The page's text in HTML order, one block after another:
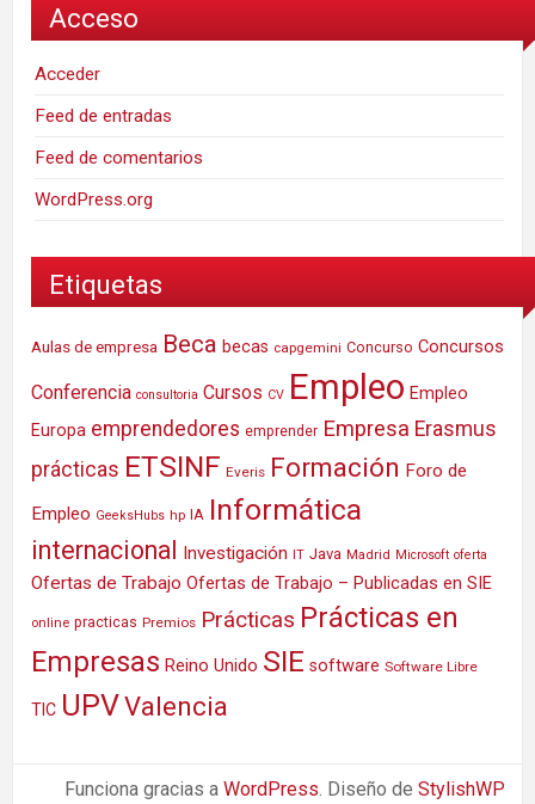
Acceso
Acceder
Feed de entradas
Feed de comentarios
WordPress.org
Etiquetas
Aulas de empresa Beca becas capgemini Concurso Concursos
Conferencia consultoria Cursos CV Empleo Empleo
Europa emprendedores emprender Empresa Erasmus
prácticas ETSINF Everis Formación Foro de
Empleo GeeksHubs hp IA Informática
internacional Investigación IT Java Madrid Microsoft oferta
Ofertas de Trabajo Ofertas de Trabajo – Publicadas en SIE
online practicas Premios Prácticas Prácticas en
Empresas Reino Unido SIE software Software Libre
TIC UPVValencia
Funciona gracias a WordPress. Diseño de StylishWP